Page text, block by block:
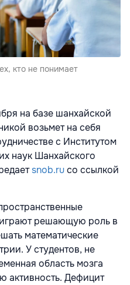
кто не понимает
на базе шанхайской
возьмет на себя
с Институтом
наук Шанхайского
snob.ruсо ссылкой
решающую роль в
математические
У студентов, не
область мозга
активность. Дефицит